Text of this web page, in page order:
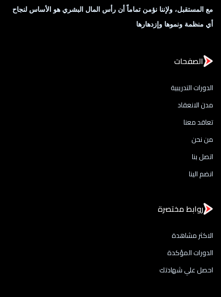
مع المستقبل، ولإننا نؤمن تماماً أن رأس المال البشري هو الأساس لنجاح
أي منظمة ونموها وإزدهارها
الصفحات
الدورات التدريبية
مدن الانعقاد
تعاقد معنا
من نحن
اتصل بنا
انضم الينا
روابط مختصرة
الاكثر مشاهدة
الدورات المؤكدة
احصل علي شهادتك